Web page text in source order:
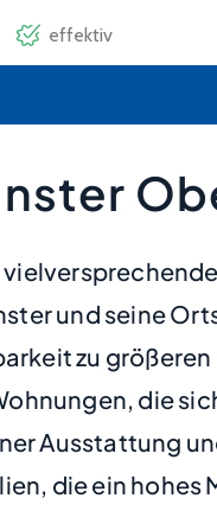
und seine
zu
die
Ausstattung
die ein hohes